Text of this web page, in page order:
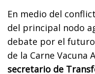
En medio del
del principal nodo
debate por el
de la Carne Vacuna
secretario de